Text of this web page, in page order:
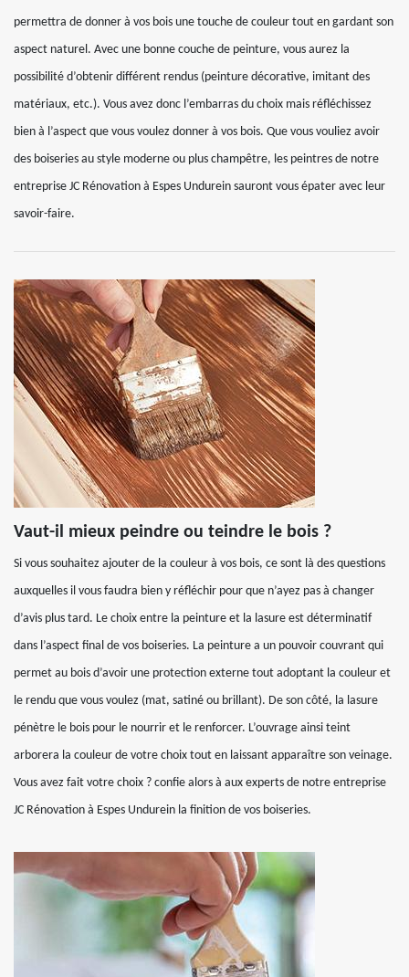
permettra de donner à vos bois une touche de couleur tout en gardant son
aspect naturel. Avec une bonne couche de peinture, vous aurez la
possibilité d’obtenir différent rendus (peinture décorative, imitant des
matériaux, etc.). Vous avez donc l’embarras du choix mais réfléchissez
bien à l’aspect que vous voulez donner à vos bois. Que vous vouliez avoir
des boiseries au style moderne ou plus champêtre, les peintres de notre
entreprise JC Rénovation à Espes Undurein sauront vous épater avec leur
savoir-faire.
Vaut-il mieux peindre ou teindre le bois ?
Si vous souhaitez ajouter de la couleur à vos bois, ce sont là des questions
auxquelles il vous faudra bien y réfléchir pour que n’ayez pas à changer
d’avis plus tard. Le choix entre la peinture et la lasure est déterminatif
dans l’aspect final de vos boiseries. La peinture a un pouvoir couvrant qui
permet au bois d’avoir une protection externe tout adoptant la couleur et
le rendu que vous voulez (mat, satiné ou brillant). De son côté, la lasure
pénètre le bois pour le nourrir et le renforcer. L’ouvrage ainsi teint
arborera la couleur de votre choix tout en laissant apparaître son veinage.
Vous avez fait votre choix ? confie alors à aux experts de notre entreprise
JC Rénovation à Espes Undurein la finition de vos boiseries.